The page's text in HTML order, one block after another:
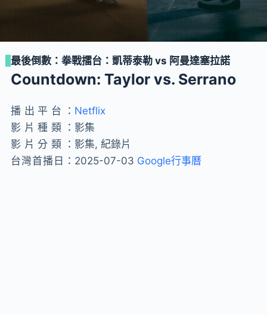
最後倒數：拳戰擂台：凱蒂泰勒 vs 阿曼達塞拉諾
Countdown: Taylor vs. Serrano
播出平台： Netflix
影片種類： 影集
影片分類： 影集, 紀錄片
台灣首播日： 2025-07-03 Google行事曆